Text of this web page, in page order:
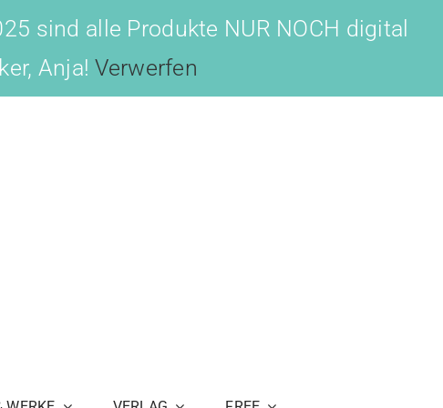
sind alle Produkte NUR NOCH digital
Anja!Verwerfen